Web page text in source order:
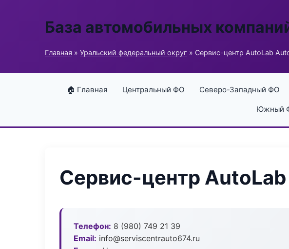
База автомобильных
Главная » Уральский федеральный округ » Сервис-центр AutoLab
🏠 Главная Центральный ФО Северо-Западный ФО
Южный
Сервис-центр
Телефон: 8 (980) 749 21 39
Email: info@serviscentrauto674.ru